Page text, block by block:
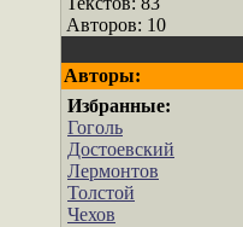
Авторов: 10
Авторы:
Избранные:
Гоголь
Достоевский
Лермонтов
Толстой
Чехов